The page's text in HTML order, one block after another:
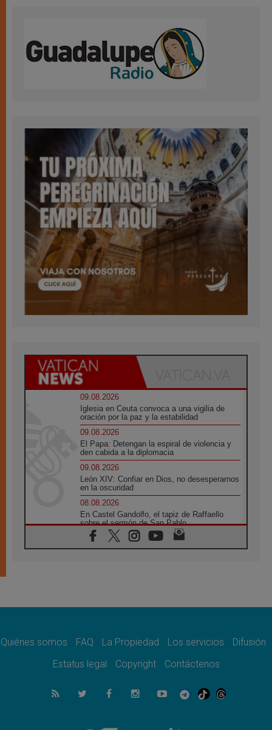
09.08.2026
Iglesia en Ceuta convoca a una vigilia de
oración por la paz y la estabilidad
09.08.2026
El Papa: Detengan la espiral de violencia y
den cabida a la diplomacia
09.08.2026
León XIV: Confiar en Dios, no desesperarnos
en la oscuridad
08.08.2026
En Castel Gandolfo, el tapiz de Raffaello
sobre el sermón de San Pablo
08.08.2026
En Colombia, «la paz no se compra con una
08.08.2026
08.08.2026
del Buen Consejo de Genazzano
Filipinas: el Vicariato Apostólico de Calapán
se convierte en diócesis
Honduras: Los desplazados invisibles de una
Quiénes somos FAQ La Propiedad Los servicios
Difusión
Estatus legal
Copyright Contáctenos